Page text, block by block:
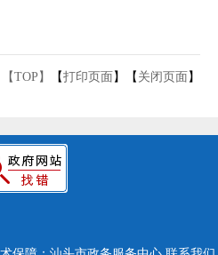
【TOP】 【打印页面 】【 关闭页面 】